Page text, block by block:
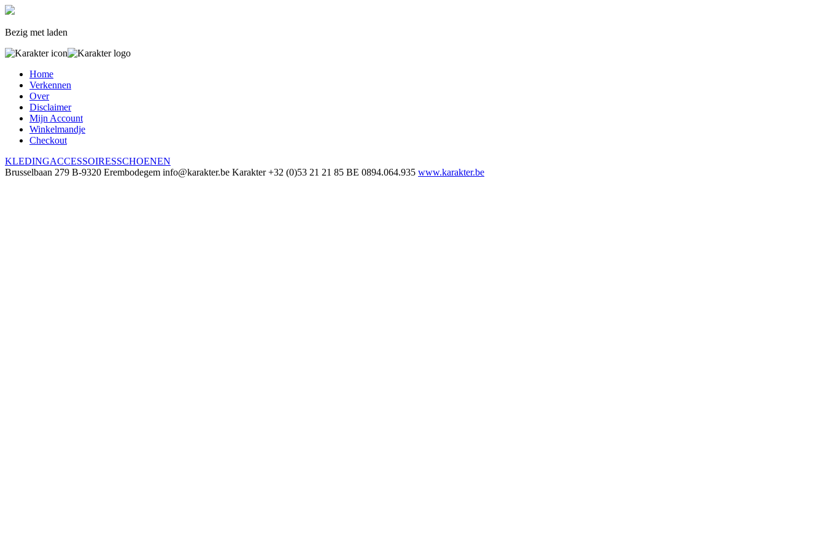
Bezig met laden
Home
Verkennen
Over
Disclaimer
Mijn Account
Winkelmandje
Checkout
KLEDINGACCESSOIRESSCHOENEN
Brusselbaan 279 B-9320 Erembodegem info@karakter.be Karakter +32 (0)53 21 21 85 BE 0894.064.935 www.karakter.be